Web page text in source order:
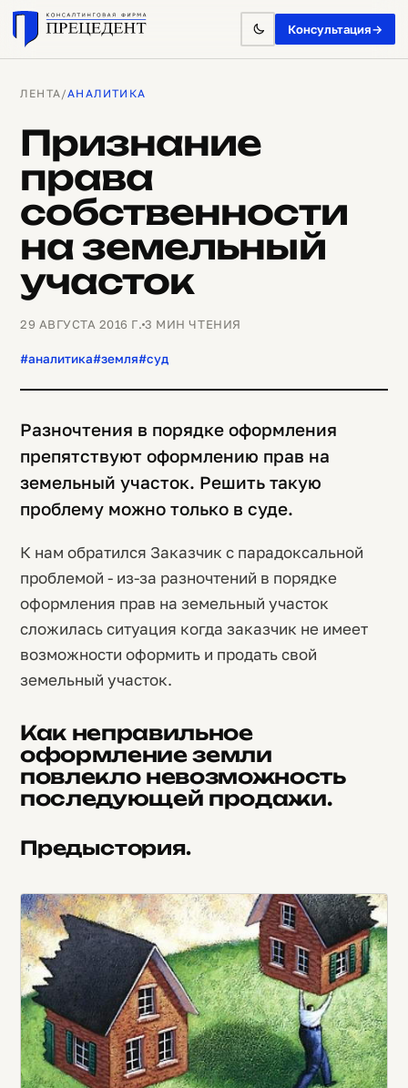
Консультация→
ЛЕНТА/АНАЛИТИКА
Признание
права
собственности
на земельный
участок
29 АВГУСТА 2016 Г.3 МИН ЧТЕНИЯ
#аналитика#земля#суд
Разночтения в порядке оформления
препятствуют оформлению прав на
земельный участок. Решить такую
проблему можно только в суде.
К нам обратился Заказчик с парадоксальной
проблемой - из-за разночтений в порядке
оформления прав на земельный участок
сложилась ситуация когда заказчик не имеет
возможности оформить и продать свой
земельный участок.
Как неправильное
оформление земли
повлекло невозможность
последующей продажи.
Предыстория.